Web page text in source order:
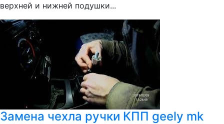
верхней и нижней подушки...
Замена чехла ручки КПП geely mk